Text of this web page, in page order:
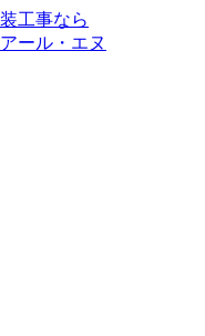
ール・エヌ